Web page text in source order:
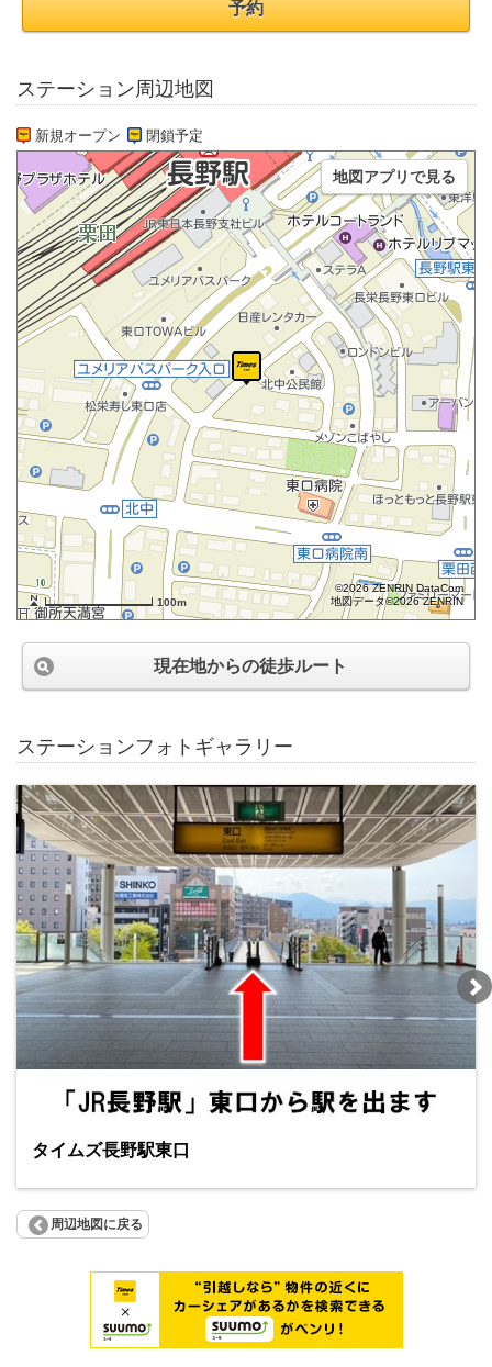
予約
ステーション周辺地図
新規オープン 閉鎖予定
100m
©2026 ZENRIN DataCom
地図データ©2026 ZENRIN
地図アプリで見る
現在地からの徒歩ルート
ステーションフォトギャラリー
タイムズ長野駅東口
周辺地図に戻る